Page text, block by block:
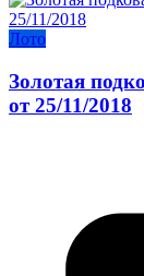
Лото
Золотая
от 25/11/2018